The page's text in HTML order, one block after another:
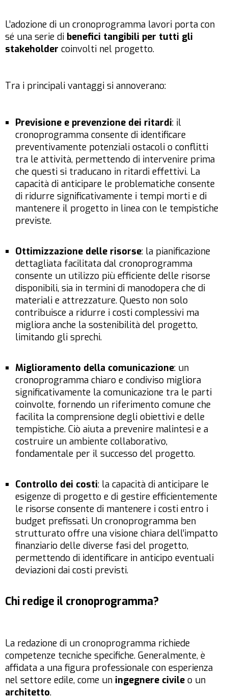
L’adozione di un cronoprogramma lavori porta con
sé una serie di benefici tangibili per tutti gli
stakeholder coinvolti nel progetto.
Tra i principali vantaggi si annoverano:
Previsione e prevenzione dei ritardi: il
cronoprogramma consente di identificare
preventivamente potenziali ostacoli o conflitti
tra le attività, permettendo di intervenire prima
che questi si traducano in ritardi effettivi. La
capacità di anticipare le problematiche consente
di ridurre significativamente i tempi morti e di
mantenere il progetto in linea con le tempistiche
previste.
Ottimizzazione delle risorse: la pianificazione
dettagliata facilitata dal cronoprogramma
consente un utilizzo più efficiente delle risorse
disponibili, sia in termini di manodopera che di
materiali e attrezzature. Questo non solo
contribuisce a ridurre i costi complessivi ma
migliora anche la sostenibilità del progetto,
limitando gli sprechi.
Miglioramento della comunicazione: un
cronoprogramma chiaro e condiviso migliora
significativamente la comunicazione tra le parti
coinvolte, fornendo un riferimento comune che
facilita la comprensione degli obiettivi e delle
tempistiche. Ciò aiuta a prevenire malintesi e a
costruire un ambiente collaborativo,
fondamentale per il successo del progetto.
Controllo dei costi: la capacità di anticipare le
esigenze di progetto e di gestire efficientemente
le risorse consente di mantenere i costi entro i
budget prefissati. Un cronoprogramma ben
strutturato offre una visione chiara dell’impatto
finanziario delle diverse fasi del progetto,
permettendo di identificare in anticipo eventuali
deviazioni dai costi previsti.
Chi redige il cronoprogramma?
La redazione di un cronoprogramma richiede
competenze tecniche specifiche. Generalmente, è
affidata a una figura professionale con esperienza
nel settore edile, come un ingegnere civile o un
architetto.